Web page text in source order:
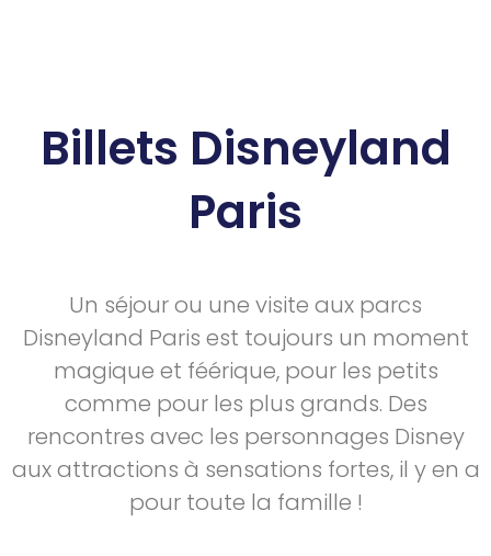
Billets Disneyland
Paris
Un séjour ou une visite aux parcs
Disneyland Paris est toujours un moment
magique et féérique, pour les petits
comme pour les plus grands. Des
rencontres avec les personnages Disney
aux attractions à sensations fortes, il y en a
pour toute la famille !